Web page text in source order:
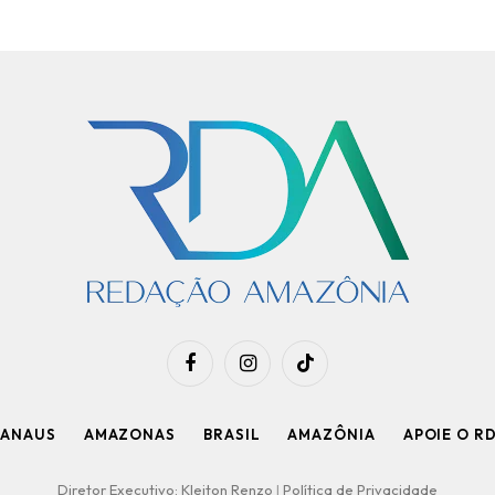
FacebookInstagramTikTok
AMAZONAS BRASIL AMAZÔNIA APOIE O
Diretor Executivo: Kleiton Renzo | Política de Privacidade